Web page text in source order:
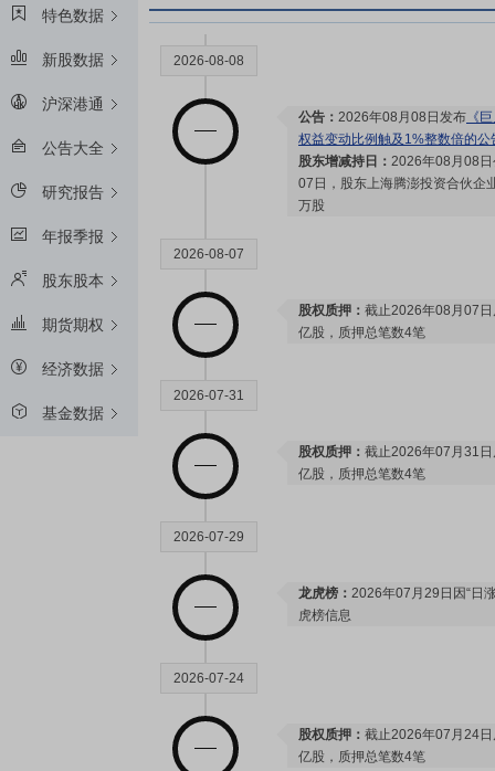
特色数据
新股数据
沪深港通
公告大全
研究报告
年报季报
股东股本
期货期权
经济数据
基金数据
2026-08-08
公告： 2026年08月08日发布 《
权益变动比例触及1%整数倍的公
股东增减持日： 2026年08月08
07日，股东上海腾澎投资合伙企
万股
2026-08-07
股权质押： 截止2026年08月07
亿股，质押总笔数4笔
2026-07-31
股权质押： 截止2026年07月31
亿股，质押总笔数4笔
2026-07-29
龙虎榜： 2026年07月29日因“日
虎榜信息
2026-07-24
股权质押： 截止2026年07月24
亿股，质押总笔数4笔